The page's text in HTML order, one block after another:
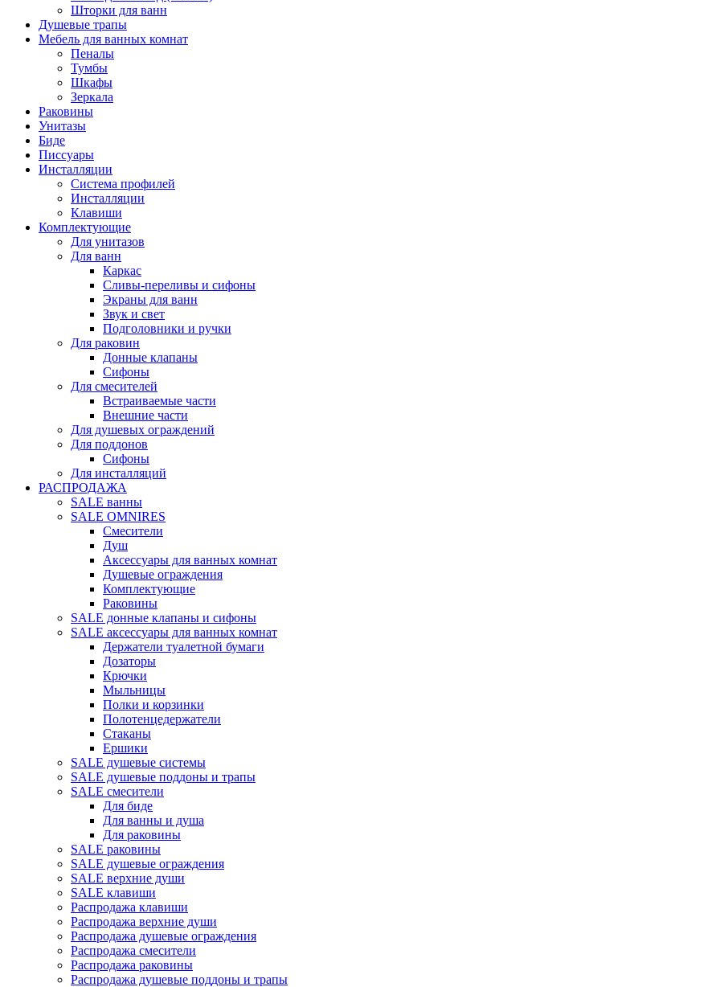
Шторки для ванн
Душевые трапы
Мебель для ванных комнат
Пеналы
Тумбы
Шкафы
Зеркала
Раковины
Унитазы
Биде
Писсуары
Инсталляции
Система профилей
Инсталляции
Клавиши
Комплектующие
Для унитазов
Для ванн
Каркас
Сливы-переливы и сифоны
Экраны для ванн
Звук и свет
Подголовники и ручки
Для раковин
Донные клапаны
Сифоны
Для смесителей
Встраиваемые части
Внешние части
Для душевых ограждений
Для поддонов
Сифоны
Для инсталляций
РАСПРОДАЖА
SALE ванны
SALE OMNIRES
Смесители
Душ
Аксессуары для ванных комнат
Душевые ограждения
Комплектующие
Раковины
SALE донные клапаны и сифоны
SALE аксессуары для ванных комнат
Держатели туалетной бумаги
Дозаторы
Крючки
Мыльницы
Полки и корзинки
Полотенцедержатели
Стаканы
Ершики
SALE душевые системы
SALE душевые поддоны и трапы
SALE смесители
Для биде
Для ванны и душа
Для раковины
SALE раковины
SALE душевые ограждения
SALE верхние души
SALE клавиши
Распродажа клавиши
Распродажа верхние души
Распродажа душевые ограждения
Распродажа смесители
Распродажа раковины
Распродажа душевые поддоны и трапы